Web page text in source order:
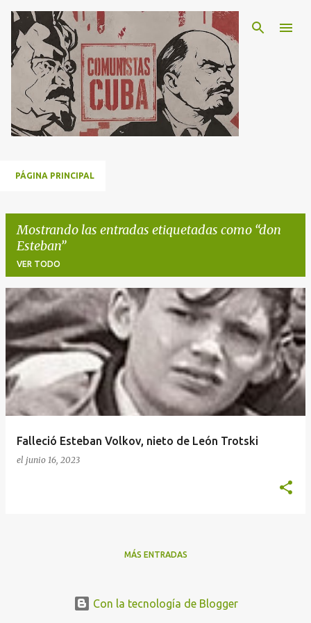
Ir al contenido principal
PÁGINA PRINCIPAL
Mostrando las entradas etiquetadas como don
Esteban
VER TODO
E
t
r
a
d
Falleció Esteban Volkov, nieto de León Trotski
el junio 16, 2023
MÁS ENTRADAS
Con la tecnología de Blogger